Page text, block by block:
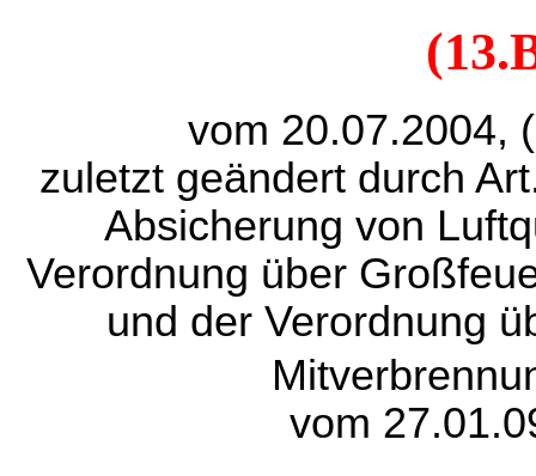
vom 20.07.2004,
zuletzt geändert durch
Absicherung von
Verordnung über
und der Verordnung
vom